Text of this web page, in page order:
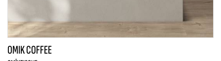
OMIK COFFEE